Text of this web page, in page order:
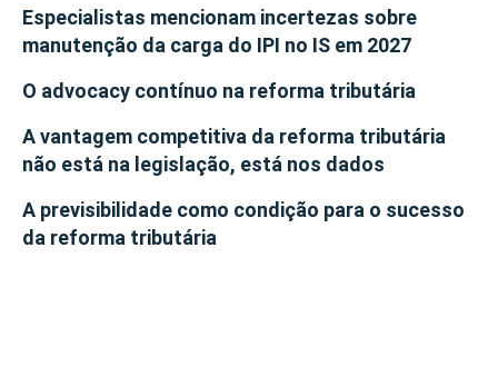
Especialistas mencionam incertezas sobre
manutenção da carga do IPI no IS em 2027
O advocacy contínuo na reforma tributária
A vantagem competitiva da reforma tributária
não está na legislação, está nos dados
A previsibilidade como condição para o sucesso
da reforma tributária